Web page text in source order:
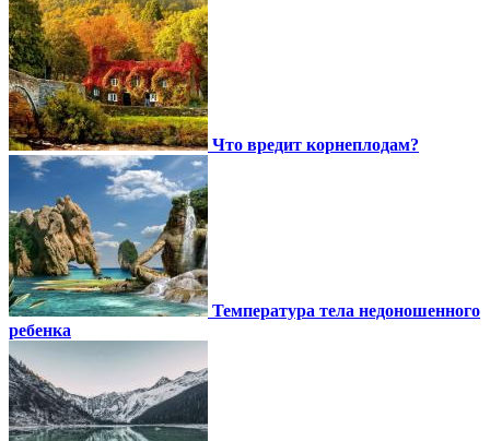
Что вредит корнеплодам?
Температура тела недоношенного
ребенка